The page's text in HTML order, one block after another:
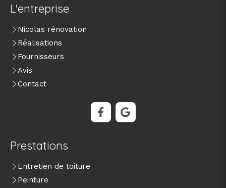
L'entreprise
Nicolas rénovation
Réalisations
Fournisseurs
Avis
Contact
Prestations
Entretien de toiture
Peinture